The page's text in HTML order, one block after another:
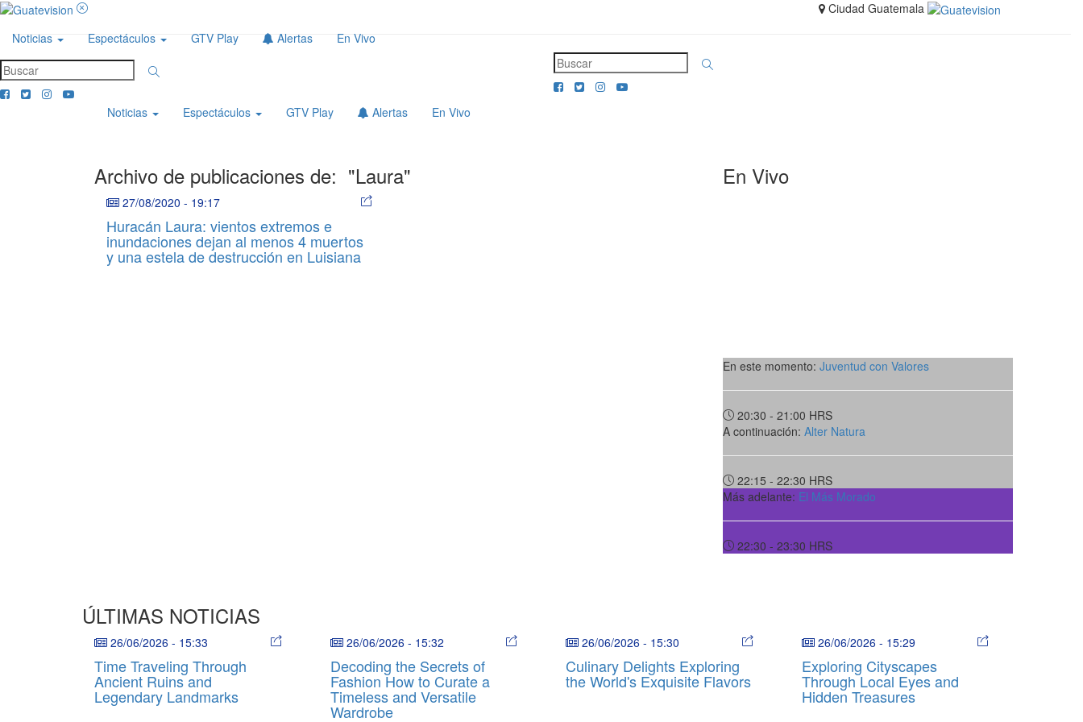
Noticias Espectáculos GTV Play Alertas En Vivo
Ciudad Guatemala
Noticias Espectáculos GTV Play Alertas En Vivo
Archivo de publicaciones de: "Laura"
27/08/2020 - 19:17
Huracán Laura: vientos extremos e
inundaciones dejan al menos 4 muertos
y una estela de destrucción en Luisiana
En Vivo
En este momento: Juventud con Valores
20:30 - 21:00 HRS
A continuación: Alter Natura
22:15 - 22:30 HRS
Más adelante: El Más Morado
22:30 - 23:30 HRS
ÚLTIMAS NOTICIAS
26/06/2026 - 15:33
Time Traveling Through
Ancient Ruins and
Legendary Landmarks
26/06/2026 - 15:32
Decoding the Secrets of
Fashion How to Curate a
Timeless and Versatile
Wardrobe
26/06/2026 - 15:30
Culinary Delights Exploring
the World's Exquisite Flavors
26/06/2026 - 15:29
Exploring Cityscapes
Through Local Eyes and
Hidden Treasures